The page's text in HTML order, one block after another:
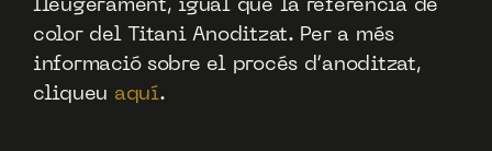
lleugerament, igual que la referència de
color del Titani Anoditzat. Per a més
informació sobre el procés d’anoditzat,
cliqueu aquí.